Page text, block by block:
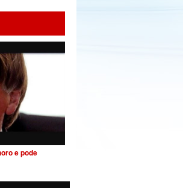
e pode